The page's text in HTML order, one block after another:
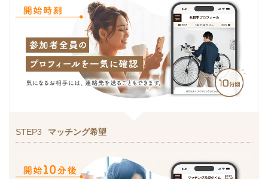
STEP3 マッチング希望